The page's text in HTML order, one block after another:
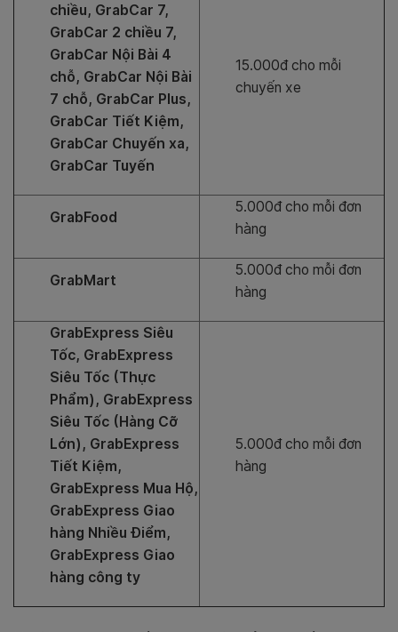
chiều, GrabCar 7,
GrabCar 2 chiều 7,
GrabCar Nội Bài 4
chỗ, GrabCar Nội Bài
7 chỗ, GrabCar Plus,
GrabCar Tiết Kiệm,
GrabCar Chuyến xa,
GrabCar Tuyến
15.000đ cho mỗi
chuyến xe
GrabFood
5.000đ cho mỗi đơn
hàng
GrabMart
5.000đ cho mỗi đơn
hàng
GrabExpress Siêu
Tốc, GrabExpress
Siêu Tốc (Thực
Phẩm), GrabExpress
Siêu Tốc (Hàng Cỡ
Lớn), GrabExpress
Tiết Kiệm,
GrabExpress Mua Hộ,
GrabExpress Giao
hàng Nhiều Điểm,
GrabExpress Giao
hàng công ty
5.000đ cho mỗi đơn
hàng